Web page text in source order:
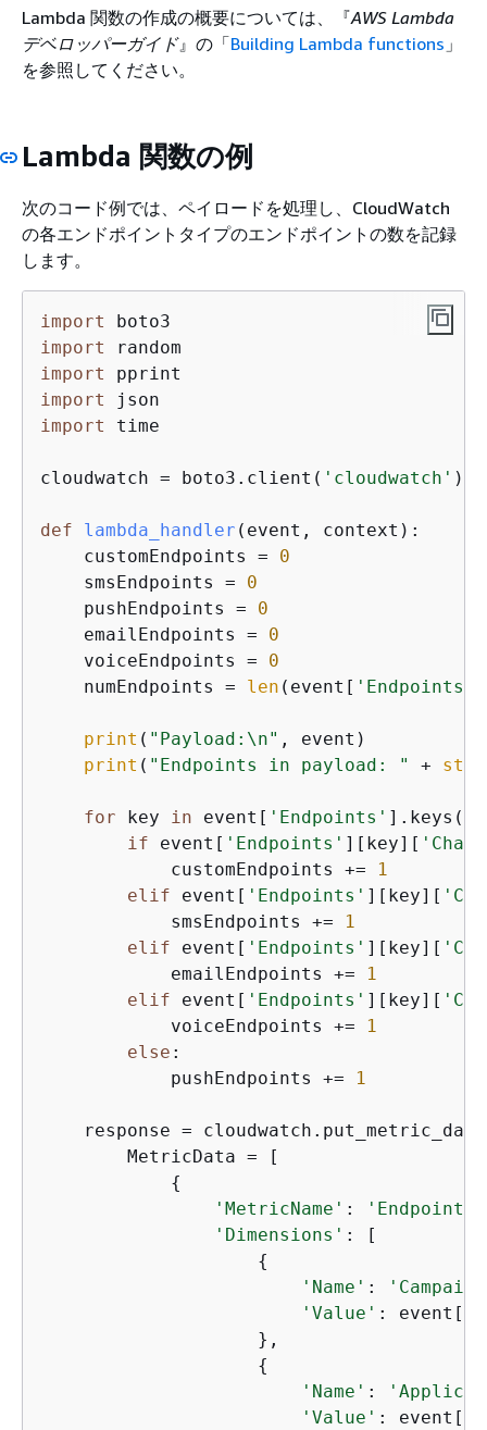
Lambda 関数の作成の概要については、『AWS Lambda
デベロッパーガイド』の「Building Lambda functions 」
を参照してください。
Lambda 関数の例
次のコード例では、ペイロードを処理し、CloudWatch
の各エンドポイントタイプのエンドポイントの数を記録
します。
import
import
import
import
import
time
cloudwatch = boto3.client( 'cloudwatch' )
def lambda_handler ( event, context ):
    customEndpoints =
0
    smsEndpoints =
0
    pushEndpoints =
0
    emailEndpoints =
0
    voiceEndpoints =
0
    numEndpoints =
len (event[ 'Endpoints'
print ( "Payload:\n" , event)
print ( "Endpoints in payload: " + str
for key in event[ 'Endpoints' ].keys():
if event[ 'Endpoints' ][key][
            customEndpoints +=
1
elif event[ 'Endpoints' ][key][
            smsEndpoints +=
1
elif event[ 'Endpoints' ][key][
            emailEndpoints +=
1
elif event[ 'Endpoints' ][key][
            voiceEndpoints +=
1
else :
            pushEndpoints +=
1
response =
        MetricData = [
{
'MetricName' :
'Dimensions' : [
{
'Name' :
'Value' : event[
                    },
{
'Name' :
'Value' : event[